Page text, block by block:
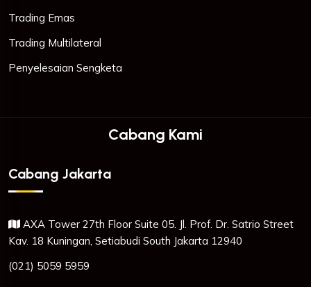
Trading Emas
Trading Multilateral
Penyelesaian Sengketa
Cabang Kami
Cabang Jakarta
AXA Tower 27th Floor Suite 05. Jl. Prof. Dr. Satrio Street
Kav. 18 Kuningan, Setiabudi South Jakarta 12940
(021) 5059 5959